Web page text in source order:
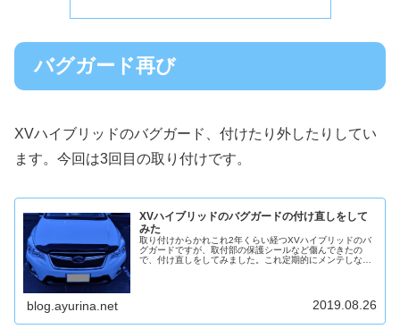
バグガード再び
XVハイブリッドのバグガード、付けたり外したりしてい
ます。今回は3回目の取り付けです。
XVハイブリッドのバグガードの付け直しをして
みた
取り付けからかれこれ2年くらい経つXVハイブリッドのバ
グガードですが、取付部の保護シールなど傷んできたの
で、付け直しをしてみました。これ定期的にメンテしない
blog.ayurina.net 2019.08.26